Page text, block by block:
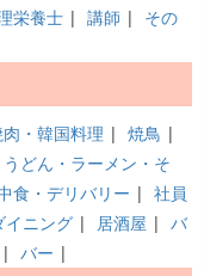
栄養士 | 講師 | その
・韓国料理 | 焼鳥 |
うどん・ラーメン・そ
食・デリバリー | 社員
イニング | 居酒屋 | バ
| バー |